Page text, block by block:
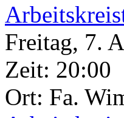
Freitag, 7.
Zeit: 20:00
Ort: Fa.